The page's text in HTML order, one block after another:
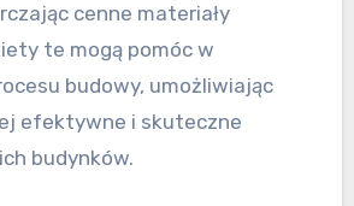
cenne materiały
te mogą pomóc w
budowy, umożliwiając
efektywne i skuteczne
budynków.